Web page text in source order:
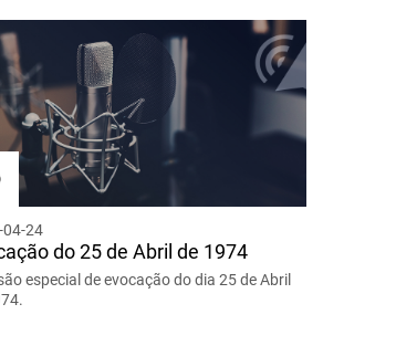
24
do 25 de Abril de 1974
especial de evocação do dia 25 de Abril